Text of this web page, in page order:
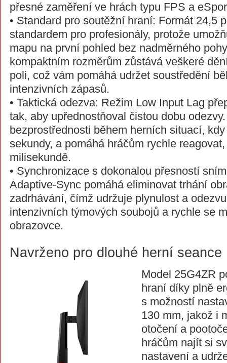
přesné zaměření ve hrách typu FPS a
• Standard pro soutěžní hraní: Formát 24,5
standardem pro profesionály, protože
mapu na první pohled bez nadměrného
kompaktním rozměrům zůstává veškeré
poli, což vám pomáhá udržet soustředění
intenzivních zápasů.
• Taktická odezva: Režim Low Input Lag
tak, aby upřednostňoval čistou dobu
bezprostřednosti během herních situací,
sekundy, a pomáhá hráčům rychle
milisekundě.
• Synchronizace s dokonalou přesností
Adaptive-Sync pomáhá eliminovat trhání
zadrhávání, čímž udržuje plynulost a
intenzivních týmových soubojů a rychle se
obrazovce.
Navrženo pro dlouhé herní seance
Model 25G4ZR
hraní díky plně
s možností
130 mm, jakož i
otočení a
hráčům najít si
nastavení a